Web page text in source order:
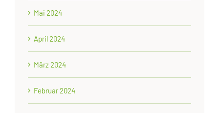
Mai 2024
April 2024
März 2024
Februar 2024